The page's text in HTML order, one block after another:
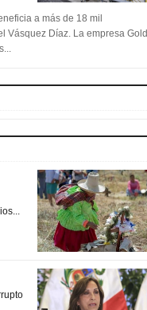
a más de 18 mil
Vásquez Díaz. La empresa Gold